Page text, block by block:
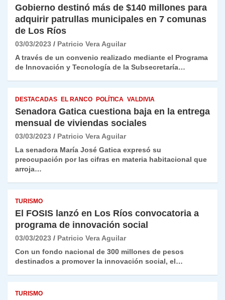
Gobierno destinó más de $140 millones para
adquirir patrullas municipales en 7 comunas
de Los Ríos
03/03/2023
Patricio Vera Aguilar
A través de un convenio realizado mediante el Programa
de Innovación y Tecnología de la Subsecretaría…
DESTACADAS EL RANCO POLÍTICA VALDIVIA
Senadora Gatica cuestiona baja en la entrega
mensual de viviendas sociales
03/03/2023
Patricio Vera Aguilar
La senadora María José Gatica expresó su
preocupación por las cifras en materia habitacional que
arroja…
TURISMO
El FOSIS lanzó en Los Ríos convocatoria a
programa de innovación social
03/03/2023
Patricio Vera Aguilar
Con un fondo nacional de 300 millones de pesos
destinados a promover la innovación social, el…
TURISMO